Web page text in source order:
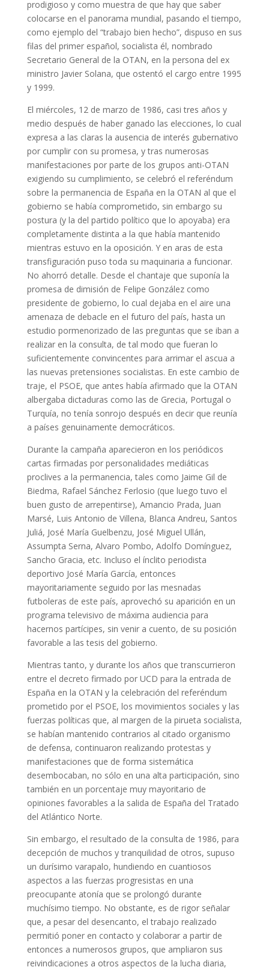
prodigioso y como muestra de que hay que saber
colocarse en el panorama mundial, pasando el tiempo,
como ejemplo del “trabajo bien hecho”, dispuso en sus
filas del primer español, socialista él, nombrado
Secretario General de la OTAN, en la persona del ex
ministro Javier Solana, que ostentó el cargo entre 1995
y 1999.
El miércoles, 12 de marzo de 1986, casi tres años y
medio después de haber ganado las elecciones, lo cual
expresa a las claras la ausencia de interés gubernativo
por cumplir con su promesa, y tras numerosas
manifestaciones por parte de los grupos anti-OTAN
exigiendo su cumplimiento, se celebró el referéndum
sobre la permanencia de España en la OTAN al que el
gobierno se había comprometido, sin embargo su
postura (y la del partido político que lo apoyaba) era
completamente distinta a la que había mantenido
mientras estuvo en la oposición. Y en aras de esta
transfiguración puso toda su maquinaria a funcionar.
No ahorró detalle. Desde el chantaje que suponía la
promesa de dimisión de Felipe González como
presidente de gobierno, lo cual dejaba en el aire una
amenaza de debacle en el futuro del país, hasta un
estudio pormenorizado de las preguntas que se iban a
realizar en la consulta, de tal modo que fueran lo
suficientemente convincentes para arrimar el ascua a
las nuevas pretensiones socialistas. En este cambio de
traje, el PSOE, que antes había afirmado que la OTAN
albergaba dictaduras como las de Grecia, Portugal o
Turquía, no tenía sonrojo después en decir que reunía
a países genuinamente democráticos.
Durante la campaña aparecieron en los periódicos
cartas firmadas por personalidades mediáticas
proclives a la permanencia, tales como Jaime Gil de
Biedma, Rafael Sánchez Ferlosio (que luego tuvo el
buen gusto de arrepentirse), Amancio Prada, Juan
Marsé, Luis Antonio de Villena, Blanca Andreu, Santos
Juliá, José María Guelbenzu, José Miguel Ullán,
Assumpta Serna, Alvaro Pombo, Adolfo Domínguez,
Sancho Gracia, etc. Incluso el ínclito periodista
deportivo José María García, entonces
mayoritariamente seguido por las mesnadas
futboleras de este país, aprovechó su aparición en un
programa televisivo de máxima audiencia para
hacernos partícipes, sin venir a cuento, de su posición
favorable a las tesis del gobierno.
Mientras tanto, y durante los años que transcurrieron
entre el decreto firmado por UCD para la entrada de
España en la OTAN y la celebración del referéndum
prometido por el PSOE, los movimientos sociales y las
fuerzas políticas que, al margen de la pirueta socialista,
se habían mantenido contrarios al citado organismo
de defensa, continuaron realizando protestas y
manifestaciones que de forma sistemática
desembocaban, no sólo en una alta participación, sino
también en un porcentaje muy mayoritario de
opiniones favorables a la salida de España del Tratado
del Atlántico Norte.
Sin embargo, el resultado de la consulta de 1986, para
decepción de muchos y tranquilidad de otros, supuso
un durísimo varapalo, hundiendo en cuantiosos
aspectos a las fuerzas progresistas en una
preocupante atonía que se prolongó durante
muchísimo tiempo. No obstante, es de rigor señalar
que, a pesar del desencanto, el trabajo realizado
permitió poner en contacto y colaborar a partir de
entonces a numerosos grupos, que ampliaron sus
reivindicaciones a otros aspectos de la lucha diaria,